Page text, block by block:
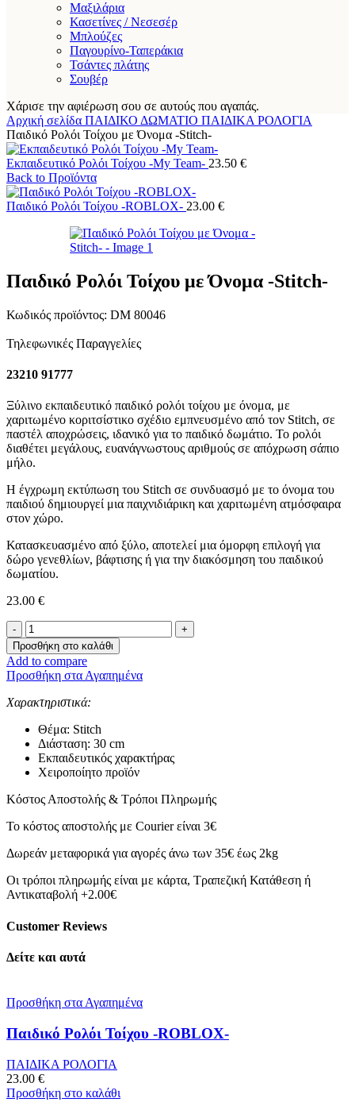
Μαξιλάρια
Κασετίνες / Νεσεσέρ
Μπλούζες
Παγουρίνο-Ταπεράκια
Τσάντες πλάτης
Σουβέρ
Χάρισε την αφιέρωση σου σε αυτούς που αγαπάς.
Αρχική σελίδα ΠΑΙΔΙΚΟ ΔΩΜΑΤΙΟ ΠΑΙΔΙΚΑ ΡΟΛΟΓΙΑ
Παιδικό Ρολόι Τοίχου με Όνομα -Stitch-
Εκπαιδευτικό Ρολόι Τοίχου -My Team- 23.50 €
Back to Προϊόντα
Παιδικό Ρολόι Τοίχου -ROBLOX- 23.00 €
Παιδικό Ρολόι Τοίχου με Όνομα -Stitch-
Κωδικός προϊόντος: DM 80046
Τηλεφωνικές Παραγγελίες
23210 91777
Ξύλινο εκπαιδευτικό παιδικό ρολόι τοίχου με όνομα, με
χαριτωμένο κοριτσίστικο σχέδιο εμπνευσμένο από τον Stitch, σε
παστέλ αποχρώσεις, ιδανικό για το παιδικό δωμάτιο. Το ρολόι
διαθέτει μεγάλους, ευανάγνωστους αριθμούς σε απόχρωση σάπιο
μήλο.
Η έγχρωμη εκτύπωση του Stitch σε συνδυασμό με το όνομα του
παιδιού δημιουργεί μια παιχνιδιάρικη και χαριτωμένη ατμόσφαιρα
στον χώρο.
Κατασκευασμένο από ξύλο, αποτελεί μια όμορφη επιλογή για
δώρο γενεθλίων, βάφτισης ή για την διακόσμηση του παιδικού
δωματίου.
23.00 €
Παιδικό
Ρολόι
Τοίχου
με
Όνομα
-
Stitch-
ποσότητα
Προσθήκη στο καλάθι
Add to compare
Προσθήκη στα Αγαπημένα
Χαρακτηριστικά:
Θέμα: Stitch
Διάσταση: 30 cm
Εκπαιδευτικός χαρακτήρας
Χειροποίητο προϊόν
Κόστος Αποστολής & Τρόποι Πληρωμής
Το κόστος αποστολής με Courier είναι 3€
Δωρεάν μεταφορικά για αγορές άνω των 35€ έως 2kg
Οι τρόποι πληρωμής είναι με κάρτα, Τραπεζική Κατάθεση ή
Αντικαταβολή +2.00€
Customer Reviews
Δείτε και αυτά
Προσθήκη στα Αγαπημένα
Παιδικό Ρολόι Τοίχου -ROBLOX-
ΠΑΙΔΙΚΑ ΡΟΛΟΓΙΑ
23.00 €
Προσθήκη στο καλάθι